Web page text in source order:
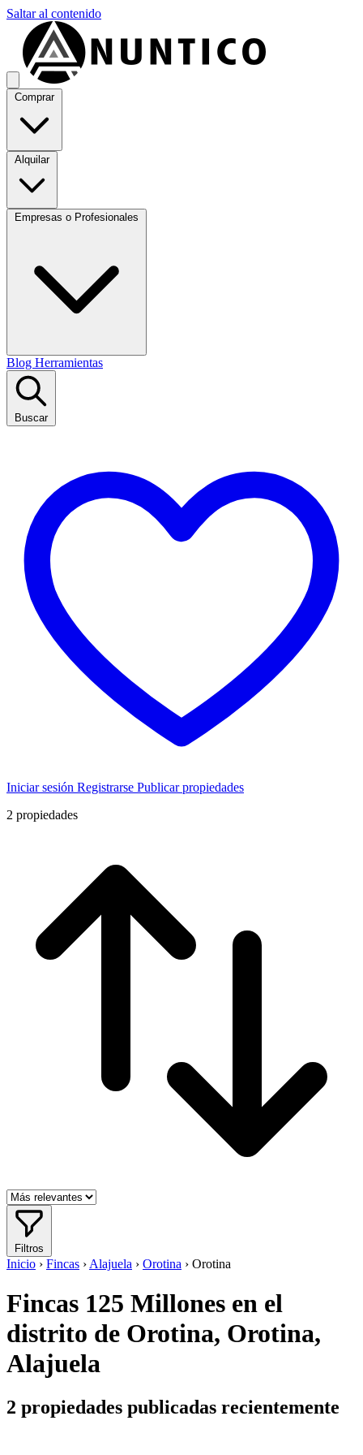
Saltar al contenido
Comprar
Alquilar
Empresas o Profesionales
Blog Herramientas
Buscar
Iniciar sesión Registrarse Publicar propiedades
2 propiedades
Filtros
Inicio › Fincas › Alajuela › Orotina › Orotina
Fincas 125 Millones en el
distrito de Orotina, Orotina,
Alajuela
2 propiedades publicadas recientemente